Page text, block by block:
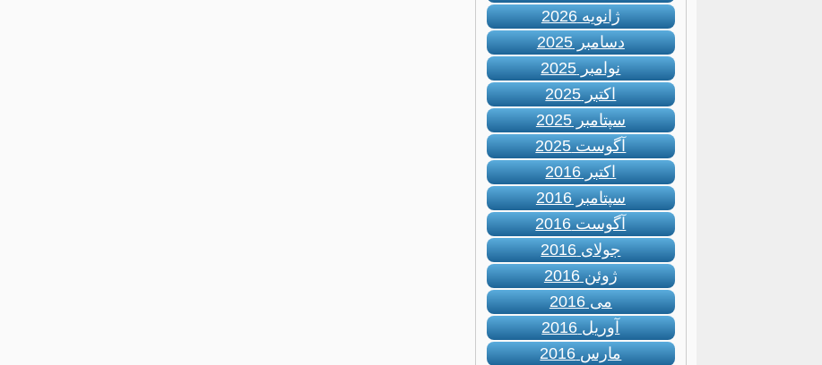
ژانویه 2026
دسامبر 2025
نوامبر 2025
اکتبر 2025
سپتامبر 2025
آگوست 2025
اکتبر 2016
سپتامبر 2016
آگوست 2016
جولای 2016
ژوئن 2016
می 2016
آوریل 2016
مارس 2016